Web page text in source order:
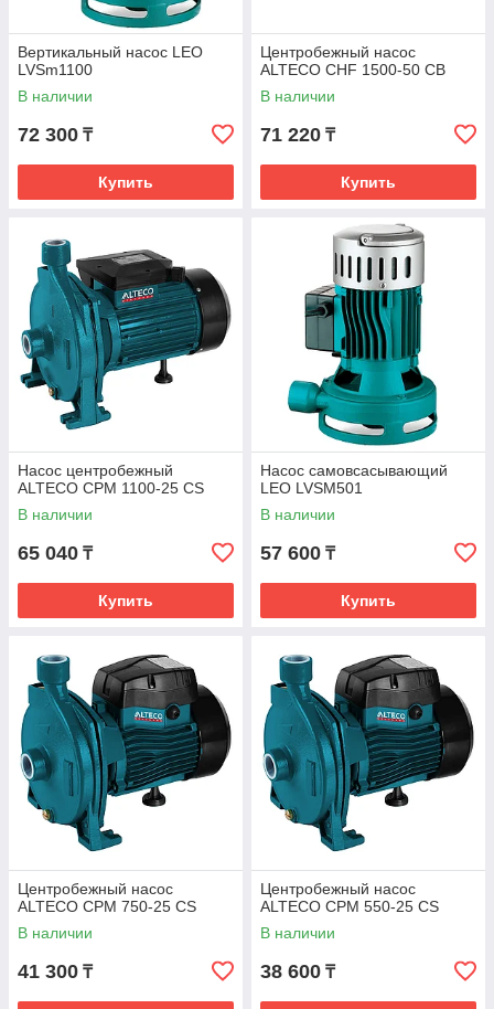
Вертикальный насос LEO
LVSm1100
В наличии
72 300 ₸
Купить
Центробежный насос
ALTECO CHF 1500-50 CB
В наличии
71 220 ₸
Купить
Насос центробежный
ALTECO CPM 1100-25 CS
В наличии
65 040 ₸
Купить
Насос самовсасывающий
LEO LVSM501
В наличии
57 600 ₸
Купить
Центробежный насос
ALTECO CPM 750-25 CS
В наличии
41 300 ₸
Центробежный насос
ALTECO CPM 550-25 CS
В наличии
38 600 ₸